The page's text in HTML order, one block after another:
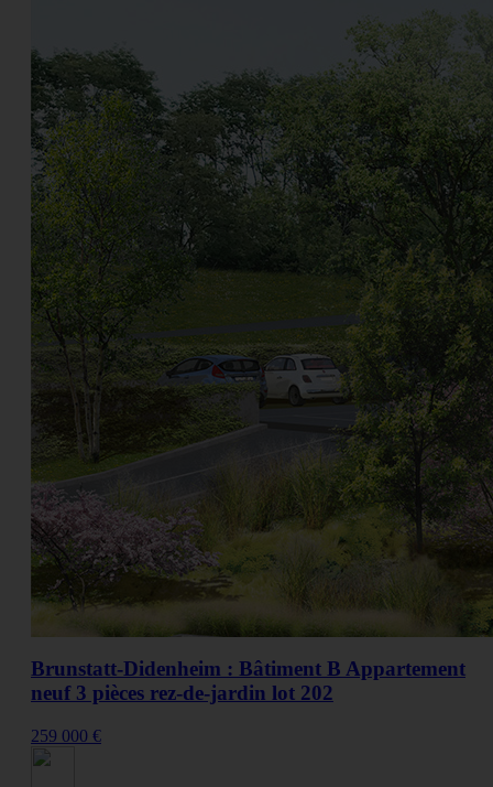
Brunstatt-Didenheim : Bâtiment B Appartement
neuf 3 pièces rez-de-jardin lot 202
259 000 €